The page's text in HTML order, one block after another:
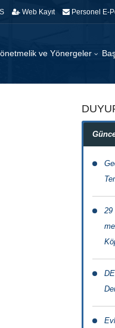
Web Kayıt Personel E-
ve Yönergeler
29